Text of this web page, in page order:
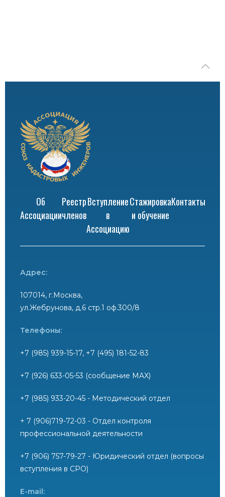
Об
Ассоциации
Реестр
членов
Вступление
в
Ассоциацию
Стажировка
и обучение
Контакты
Адрес:
107014, г.Москва,
ул.Жебрунова, д.6 стр.1 оф.300/8
Телефоны:
+7 (985) 939-15-17, +7 (495) 181-52-83
+7 (926) 633-05-53 (сообщение MAX)
+7 (985) 933-20-45 - Методический отдел
+ 7 (906)719-72-03 - Отдел контроля
профессиональной деятельности
+7 (906) 757-79-27 - Юридический отдел (вопросы
вступления в СРО)
E-mail: